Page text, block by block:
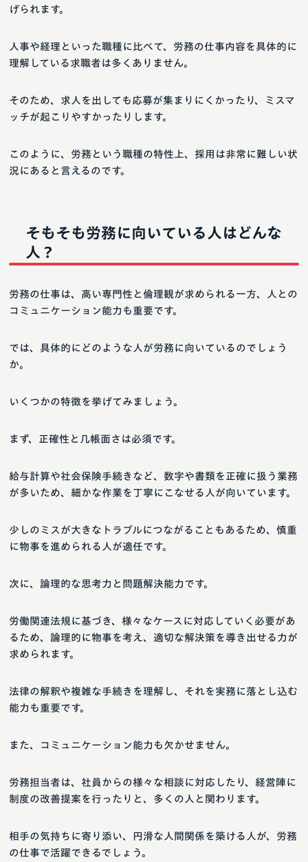
げられます。
人事や経理といった職種に比べて、労務の仕事内容を具体的に
理解している求職者は多くありません。
そのため、求人を出しても応募が集まりにくかったり、ミスマ
ッチが起こりやすかったりします。
このように、労務という職種の特性上、採用は非常に難しい状
況にあると言えるのです。
そもそも労務に向いている人はどんな
人？
労務の仕事は、高い専門性と倫理観が求められる一方、人との
コミュニケーション能力も重要です。
では、具体的にどのような人が労務に向いているのでしょう
か。
いくつかの特徴を挙げてみましょう。
まず、正確性と几帳面さは必須です。
給与計算や社会保険手続きなど、数字や書類を正確に扱う業務
が多いため、細かな作業を丁寧にこなせる人が向いています。
少しのミスが大きなトラブルにつながることもあるため、慎重
に物事を進められる人が適任です。
次に、論理的な思考力と問題解決能力です。
労働関連法規に基づき、様々なケースに対応していく必要があ
るため、論理的に物事を考え、適切な解決策を導き出せる力が
求められます。
法律の解釈や複雑な手続きを理解し、それを実務に落とし込む
能力も重要です。
また、コミュニケーション能力も欠かせません。
労務担当者は、社員からの様々な相談に対応したり、経営陣に
制度の改善提案を行ったりと、多くの人と関わります。
相手の気持ちに寄り添い、円滑な人間関係を築ける人が、労務
の仕事で活躍できるでしょう。